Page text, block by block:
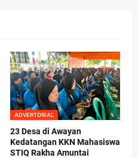
ADVERTORIAL
23 Desa di Awayan
Kedatangan KKN Mahasiswa
STIQ Rakha Amuntai